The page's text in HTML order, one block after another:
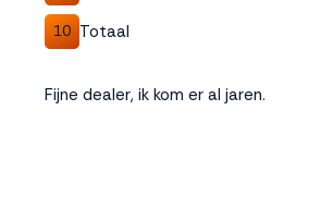
10 Totaal
Fijne dealer, ik kom er al jaren.